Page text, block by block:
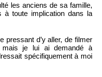
les anciens de sa famille,
à toute implication dans la
pressant d’y aller, de filmer
je lui ai demandé à
spécifiquement à moi